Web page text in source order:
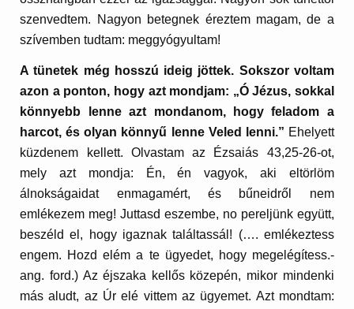
szenvedtem. Nagyon betegnek éreztem magam, de a
szívemben tudtam: meggyógyultam!
A tünetek még hosszú ideig jöttek. Sokszor voltam
azon a ponton, hogy azt mondjam: „Ó Jézus, sokkal
könnyebb lenne azt mondanom, hogy feladom a
harcot, és olyan könnyű lenne Veled lenni.” Ehelyett
küzdenem kellett. Olvastam az Ézsaiás 43,25-26-ot,
mely azt mondja: Én, én vagyok, aki eltörlöm
álnokságaidat enmagamért, és bűneidről nem
emlékezem meg! Juttasd eszembe, no pereljünk együtt,
beszéld el, hogy igaznak találtassál! (…. emlékeztess
engem. Hozd elém a te ügyedet, hogy megelégítess.-
ang. ford.) Az éjszaka kellős közepén, mikor mindenki
más aludt, az Úr elé vittem az ügyemet. Azt mondtam: